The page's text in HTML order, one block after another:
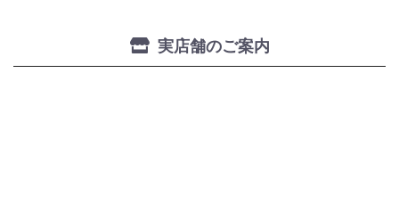
実店舗のご案内